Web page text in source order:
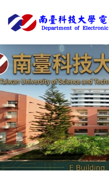
:::